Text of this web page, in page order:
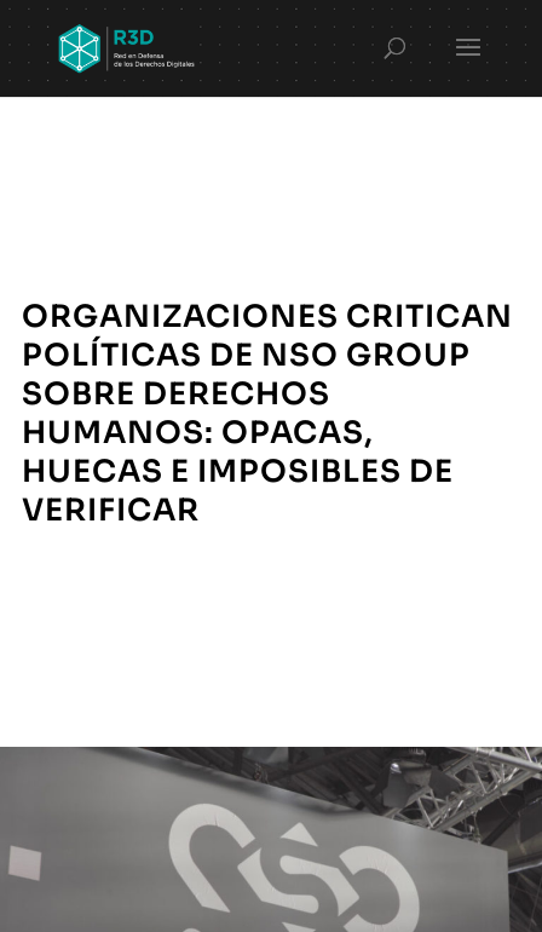
ORGANIZACIONES CRITICAN
POLÍTICAS DE NSO GROUP
SOBRE DERECHOS
HUMANOS: OPACAS,
HUECAS E IMPOSIBLES DE
VERIFICAR